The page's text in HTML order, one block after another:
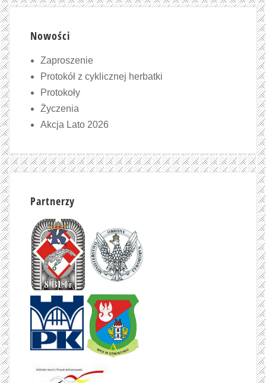
Nowości
Zaproszenie
Protokół z cyklicznej herbatki
Protokoły
Życzenia
Akcja Lato 2026
Partnerzy